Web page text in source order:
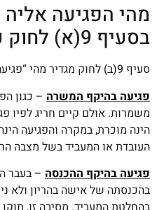
מהי הפגיעה אליה
בסעיף 9(א) לחוק עבודת נשים?
סעיף 9(ב) לחוק מגדיר מהי “פגיעה”:
פגיעה בהיקף המשרה – כגון
משמרות. אולם קיים חריג לפיו
הינה מוכרת, במקרה והפגיעה
העובדת או המעביד בשל מצבה
פגיעה בהיקף ההכנסה – בעבר
בהכנסתה של אישה בהריון ולא